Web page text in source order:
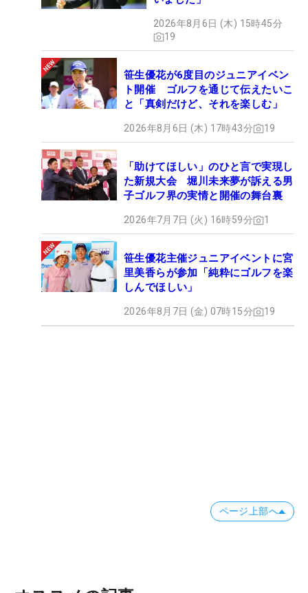
2026年8月6日 (木) 15時45分
19
笹生優花が6度目のジュニアイベン
ト開催 ゴルフを通じて伝えたいこ
と「真剣だけど、それを楽しむ」
2026年8月6日 (木) 17時43分 19
「助けてほしい」のひと言で実現し
た新規大会 堀川未来夢が訴える男
子ゴルフ界の実情と開催の舞台裏
2026年7月7日 (火) 16時59分 1
笹生優花主催ジュニアイベントに宮
里美香らが参加「純粋にゴルフを楽
しんでほしい」
2026年8月7日 (金) 07時15分 19
ページ上部へ